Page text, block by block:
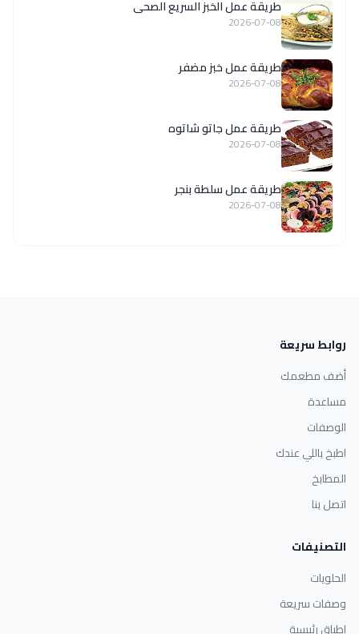
طريقة عمل الخبز السريع الصحى
2026-07-08
طريقة عمل خبز مضفر
2026-07-08
طريقة عمل جاتو شاتوه
2026-07-08
طريقة عمل سلطة بنجر
2026-07-08
روابط سريعة
أضف مطعمك
مساعدة
الوصفات
اطبخ باللي عندك
المطابخ
اتصل بنا
التصنيفات
الحلويات
وصفات سريعة
اطباق رئيسية